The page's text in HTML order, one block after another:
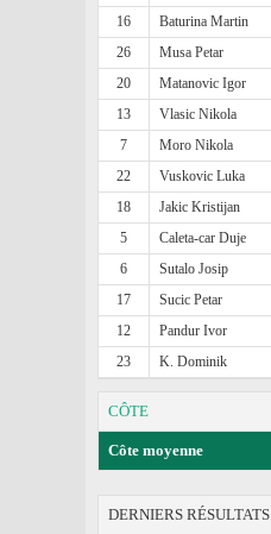
16
Baturina Martin
26
Musa Petar
20
Matanovic Igor
13
Vlasic Nikola
7
Moro Nikola
22
Vuskovic Luka
18
Jakic Kristijan
5
Caleta-car Duje
6
Sutalo Josip
17
Sucic Petar
12
Pandur Ivor
23
K. Dominik
CÔTE
Côte moyenne
DERNIERS RÉSULTATS